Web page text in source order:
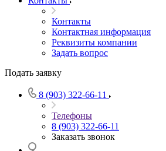
Контакты
Контактная информация
Реквизиты компании
Задать вопрос
Подать заявку
8 (903) 322-66-11
Телефоны
8 (903) 322-66-11
Заказать звонок